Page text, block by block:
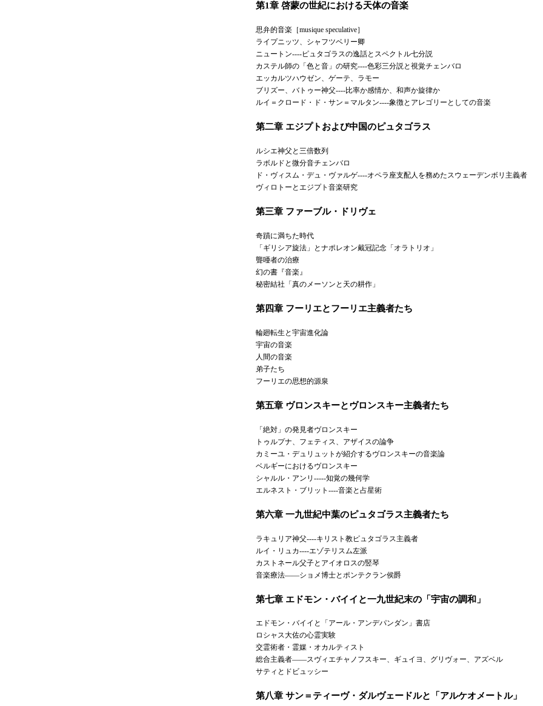
第1章 啓蒙の世紀における天体の音楽
思弁的音楽［musique speculative］
ライプニッツ、シャフツベリー卿
ニュートン----ピュタゴラスの逸話とスペクトル七分説
カステル師の「色と音」の研究----色彩三分説と視覚チェンバロ
エッカルツハウゼン、ゲーテ、ラモー
ブリズー、バトゥー神父----比率か感情か、和声か旋律か
ルイ＝クロード・ド・サン＝マルタン----象徴とアレゴリーとしての音楽
第二章 エジプトおよび中国のピュタゴラス
ルシエ神父と三倍数列
ラボルドと微分音チェンバロ
ド・ヴィスム・デュ・ヴァルゲ----オペラ座支配人を務めたスウェーデンボリ主義者
ヴィロトーとエジプト音楽研究
第三章 ファーブル・ドリヴェ
奇蹟に満ちた時代
「ギリシア旋法」とナポレオン戴冠記念「オラトリオ」
聾唖者の治療
幻の書『音楽』
秘密結社「真のメーソンと天の耕作」
第四章 フーリエとフーリエ主義者たち
輪廻転生と宇宙進化論
宇宙の音楽
人間の音楽
弟子たち
フーリエの思想的源泉
第五章 ヴロンスキーとヴロンスキー主義者たち
「絶対」の発見者ヴロンスキー
トゥルプナ、フェティス、アザイスの論争
カミーユ・デュリュットが紹介するヴロンスキーの音楽論
ベルギーにおけるヴロンスキー
シャルル・アンリ-----知覚の幾何学
エルネスト・ブリット----音楽と占星術
第六章 一九世紀中葉のピュタゴラス主義者たち
ラキュリア神父----キリスト教ピュタゴラス主義者
ルイ・リュカ----エゾテリスム左派
カストネール父子とアイオロスの竪琴
音楽療法——ショメ博士とポンテクラン侯爵
第七章 エドモン・バイイと一九世紀末の「宇宙の調和」
エドモン・バイイと「アール・アンデパンダン」書店
ロシャス大佐の心霊実験
交霊術者・霊媒・オカルティスト
総合主義者——スヴィエチャノフスキー、ギュイヨ、グリヴォー、アズベル
サティとドビュッシー
第八章 サン＝ティーヴ・ダルヴェードルと「アルケオメートル」